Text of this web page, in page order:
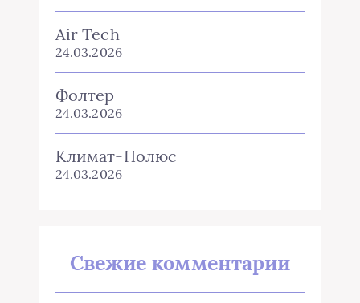
Air Tech
24.03.2026
Фолтер
24.03.2026
Климат-Полюс
24.03.2026
Свежие комментарии